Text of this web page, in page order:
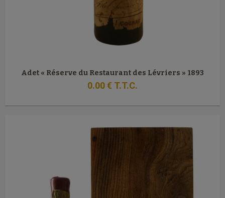
Adet « Réserve du Restaurant des Lévriers » 1893
0.00€ T.T.C.